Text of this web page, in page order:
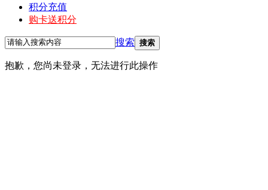
积分充值
购卡送积分
搜索 搜索
抱歉，您尚未登录，无法进行此操作